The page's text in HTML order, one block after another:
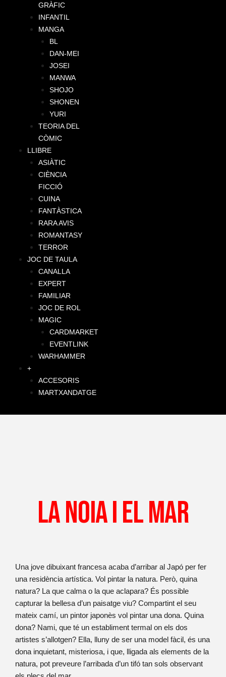
GRÀFIC
INFANTIL
MANGA
BL
DAN-MEI
JOSEI
MANWA
SHOJO
SHONEN
YURI
TEORIA DEL
CÒMIC
LLIBRE
ASIÀTIC
CIÈNCIA
FICCIÓ
CUINA
FANTÀSTICA
RARA AVIS
ROMANTASY
TERROR
JOC DE TAULA
CANALLA
EXPERT
FAMILIAR
JOC DE ROL
MAGIC
CARDMARKET
EVENTLINK
WARHAMMER
+
ACCESORIS
MARTXANDATGE
La Noia I El Mar
Una jove dibuixant francesa acaba d’arribar al Japó per fer
una residència artística. Vol pintar la natura. Però, quina
natura? La que calma o la que aclapara? És possible
capturar la bellesa d’un paisatge viu? Compartint el seu
mateix camí, un pintor japonès vol pintar una dona. Quina
dona? Nami, que té un establiment termal on els dos
artistes s’allotgen? Ella, lluny de ser una model fàcil, és una
dona inquietant, misteriosa, i que, lligada als elements de la
natura, pot preveure l’arribada d’un tifó tan sols observant